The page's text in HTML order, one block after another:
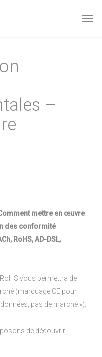
–
mettre en œuvre
des conformité
RoHS, AD-DSL,
vous permettra de
(marquage CE pour
pas de marché »).
de découvrir